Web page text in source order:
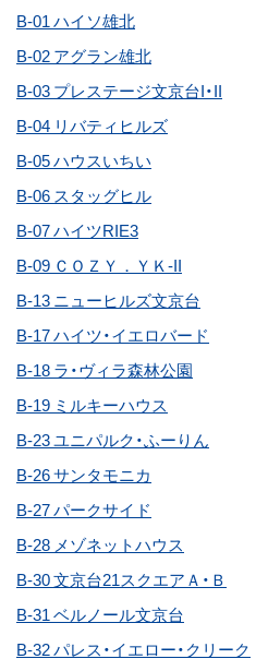
B-01 ハイソ雄北
B-02 アグラン雄北
B-03 プレステージ文京台I・II
B-04 リバティヒルズ
B-05 ハウスいちい
B-06 スタッグヒル
B-07 ハイツRIE3
B-09 ＣＯＺＹ．ＹＫ-II
B-13 ニューヒルズ文京台
B-17 ハイツ・イエロバード
B-18 ラ・ヴィラ森林公園
B-19 ミルキーハウス
B-23 ユニパルク・ふーりん
B-26 サンタモニカ
B-27 パークサイド
B-28 メゾネットハウス
B-30 文京台21スクエアＡ・Ｂ
B-31 ベルノール文京台
B-32 パレス・イエロー・クリーク